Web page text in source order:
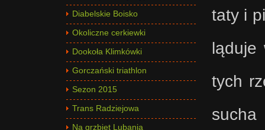
taty i
ląduje
tych
Diabelskie Boisko
Okoliczne cerkiewki
Dookoła Klimkówki
Gorczański triathlon
Sezon 2015
Trans Radziejowa
Na grzbiet Lubania